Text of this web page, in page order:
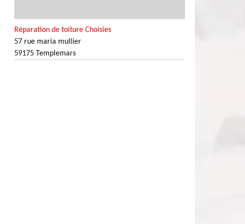
Réparation de toiture Choisies
57 rue maria mullier
59175 Templemars